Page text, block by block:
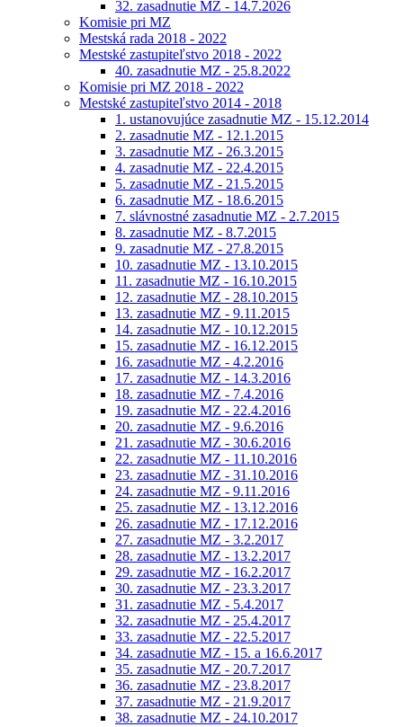
32. zasadnutie MZ - 14.7.2026
Komisie pri MZ
Mestská rada 2018 - 2022
Mestské zastupiteľstvo 2018 - 2022
40. zasadnutie MZ - 25.8.2022
Komisie pri MZ 2018 - 2022
Mestské zastupiteľstvo 2014 - 2018
1. ustanovujúce zasadnutie MZ - 15.12.2014
2. zasadnutie MZ - 12.1.2015
3. zasadnutie MZ - 26.3.2015
4. zasadnutie MZ - 22.4.2015
5. zasadnutie MZ - 21.5.2015
6. zasadnutie MZ - 18.6.2015
7. slávnostné zasadnutie MZ - 2.7.2015
8. zasadnutie MZ - 8.7.2015
9. zasadnutie MZ - 27.8.2015
10. zasadnutie MZ - 13.10.2015
11. zasadnutie MZ - 16.10.2015
12. zasadnutie MZ - 28.10.2015
13. zasadnutie MZ - 9.11.2015
14. zasadnutie MZ - 10.12.2015
15. zasadnutie MZ - 16.12.2015
16. zasadnutie MZ - 4.2.2016
17. zasadnutie MZ - 14.3.2016
18. zasadnutie MZ - 7.4.2016
19. zasadnutie MZ - 22.4.2016
20. zasadnutie MZ - 9.6.2016
21. zasadnutie MZ - 30.6.2016
22. zasadnutie MZ - 11.10.2016
23. zasadnutie MZ - 31.10.2016
24. zasadnutie MZ - 9.11.2016
25. zasadnutie MZ - 13.12.2016
26. zasadnutie MZ - 17.12.2016
27. zasadnutie MZ - 3.2.2017
28. zasadnutie MZ - 13.2.2017
29. zasadnutie MZ - 16.2.2017
30. zasadnutie MZ - 23.3.2017
31. zasadnutie MZ - 5.4.2017
32. zasadnutie MZ - 25.4.2017
33. zasadnutie MZ - 22.5.2017
34. zasadnutie MZ - 15. a 16.6.2017
35. zasadnutie MZ - 20.7.2017
36. zasadnutie MZ - 23.8.2017
37. zasadnutie MZ - 21.9.2017
38. zasadnutie MZ - 24.10.2017